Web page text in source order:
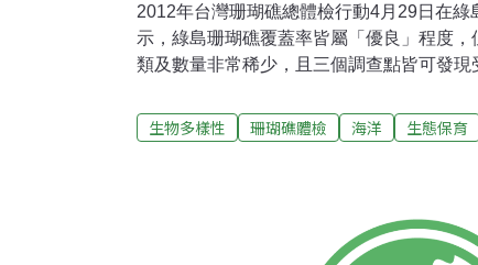
2012年台灣珊瑚礁總體檢行動4月29日在
示，綠島珊瑚礁覆蓋率皆屬「優良」程度
類及數量非常稀少，且三個調查點皆可發
化，由於強烈西南氣流引進，全島僅有北面
隊今年選擇在 2010年也曾進行過調查的將
僅有將軍岩5米處紀錄到環境衝擊因此──漁
瑚覆蓋率優良 指標魚種卻稀少調查過程中
生物多樣性 珊瑚礁體檢 海洋 生態保育